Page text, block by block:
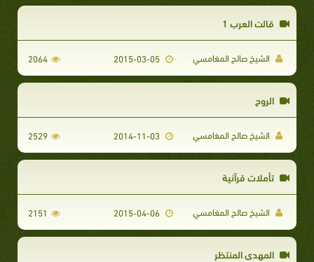
قالت العرب 1
الشيخ صالح المغامسي 2015-03-05
2064
الروح
الشيخ صالح المغامسي 2014-11-03
2529
تأملات قرآنية
الشيخ صالح المغامسي 2015-04-06
2151
المهدي المنتظر